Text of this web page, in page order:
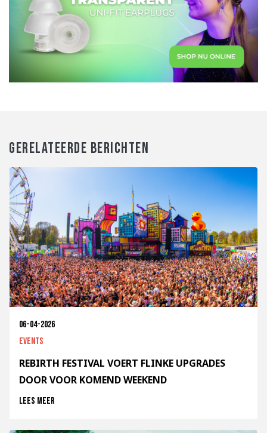
GERELATEERDE BERICHTEN
06-04-2026
Events
REBIRTH FESTIVAL VOERT FLINKE UPGRADES
DOOR VOOR KOMEND WEEKEND
Lees meer